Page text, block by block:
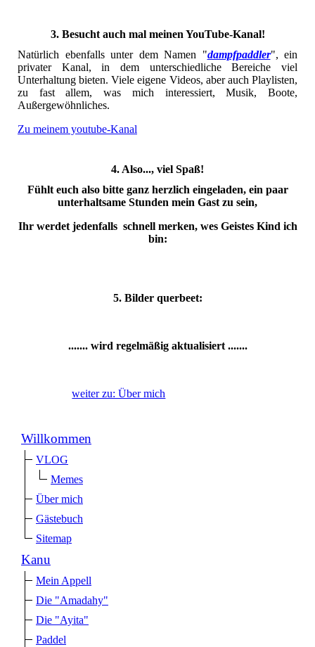
3. Besucht auch mal meinen YouTube-Kanal!
Natürlich ebenfalls unter dem Namen "dampfpaddler", ein
privater Kanal, in dem unterschiedliche Bereiche viel
Unterhaltung bieten. Viele eigene Videos, aber auch Playlisten,
zu fast allem, was mich interessiert, Musik, Boote,
Außergewöhnliches.
Zu meinem youtube-Kanal
4. Also..., viel Spaß!
Fühlt euch also bitte ganz herzlich eingeladen, ein paar
unterhaltsame Stunden mein Gast zu sein,
Ihr werdet jedenfalls schnell merken, wes Geistes Kind ich
bin:
5. Bilder querbeet:
....... wird regelmäßig aktualisiert .......
weiter zu: Über mich
Willkommen
VLOG
Memes
Über mich
Gästebuch
Sitemap
Kanu
Mein Appell
Die "Amadahy"
Die "Ayita"
Paddel